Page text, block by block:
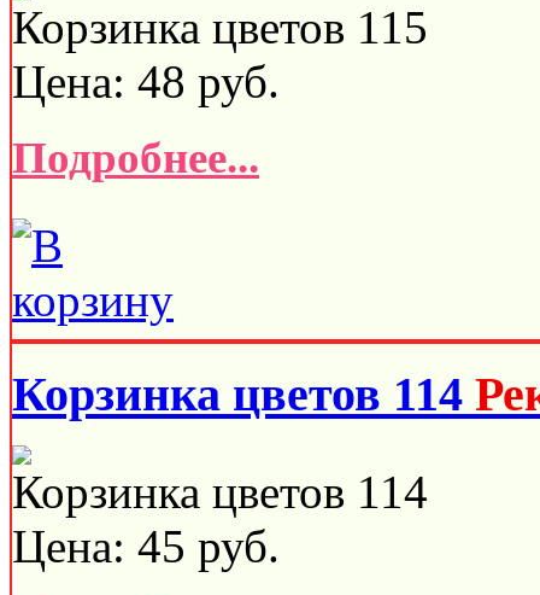
Корзинка цветов 115
Цена: 48 руб.
Подробнее...
Корзинка цветов 114
Корзинка цветов 114
Цена: 45 руб.